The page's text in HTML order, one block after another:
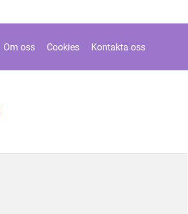
Om oss Cookies Kontakta oss